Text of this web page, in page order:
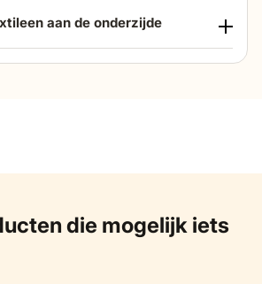
aan de onderzijde
die mogelijk iets